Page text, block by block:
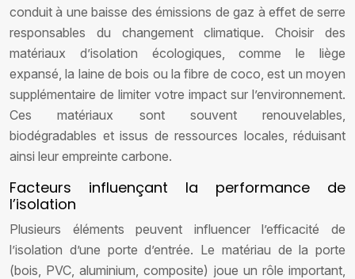
conduit à une baisse des émissions de gaz à effet de serre
responsables du changement climatique. Choisir des
matériaux d’isolation écologiques, comme le liège
expansé, la laine de bois ou la fibre de coco, est un moyen
supplémentaire de limiter votre impact sur l’environnement.
Ces matériaux sont souvent renouvelables,
biodégradables et issus de ressources locales, réduisant
ainsi leur empreinte carbone.
Facteurs influençant la performance de
l’isolation
Plusieurs éléments peuvent influencer l’efficacité de
l’isolation d’une porte d’entrée. Le matériau de la porte
(bois, PVC, aluminium, composite) joue un rôle important,